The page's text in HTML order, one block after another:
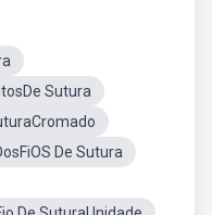
Sutura
De Sutura